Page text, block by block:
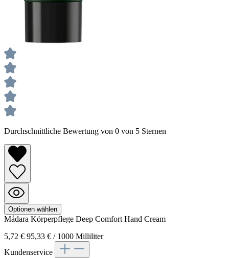
Durchschnittliche Bewertung von 0 von 5 Sternen
Optionen wählen
Mádara Körperpflege Deep Comfort Hand Cream
5,72 € 95,33 € / 1000 Milliliter
Kundenservice